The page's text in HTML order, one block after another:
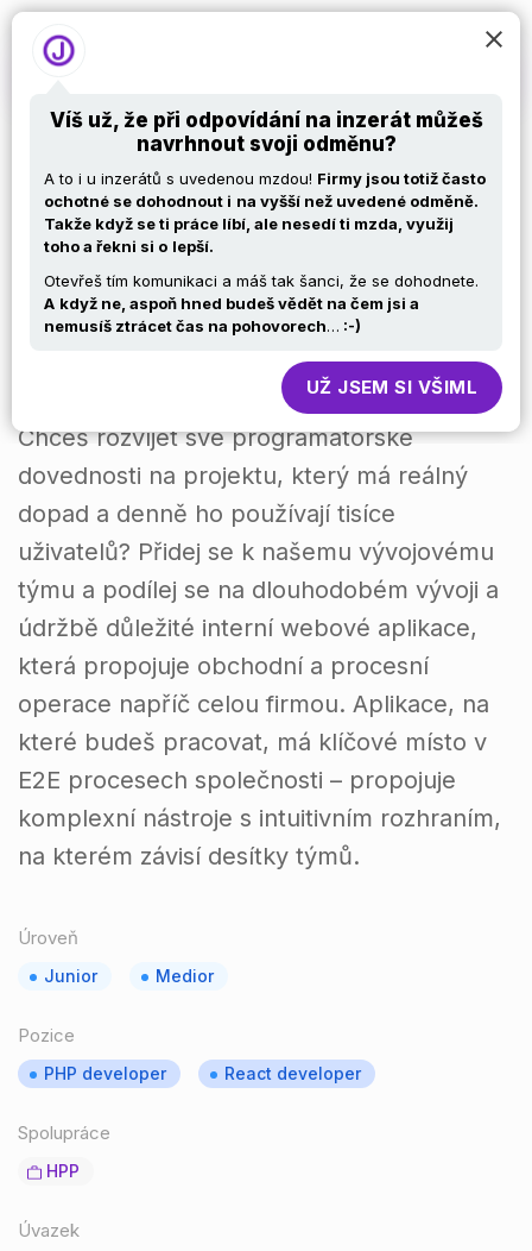
PHP Developer
(junior/medior) –
interní aplikace s
Chceš rozvíjet své programátorské
dovednosti na projektu, který má reálný
dopad a denně ho používají tisíce
uživatelů? Přidej se k našemu vývojovému
týmu a podílej se na dlouhodobém vývoji a
údržbě důležité interní webové aplikace,
která propojuje obchodní a procesní
operace napříč celou firmou. Aplikace, na
které budeš pracovat, má klíčové místo v
E2E procesech společnosti – propojuje
komplexní nástroje s intuitivním rozhraním,
na kterém závisí desítky týmů.
Úroveň
Junior Medior
Pozice
PHP developer React developer
Spolupráce
HPP
Úvazek
Víš už, že při odpovídání na inzerát můžeš
navrhnout svoji odměnu?
A to i u inzerátů s uvedenou mzdou! Firmy jsou totiž často
ochotné se dohodnout i na vyšší než uvedené odměně.
Takže když se ti práce líbí, ale nesedí ti mzda, využij
toho a řekni si o lepší.
Otevřeš tím komunikaci a máš tak šanci, že se dohodnete.
A když ne, aspoň hned budeš vědět na čem jsi a
nemusíš ztrácet čas na pohovorech… :-)
UŽ JSEM SI VŠIML